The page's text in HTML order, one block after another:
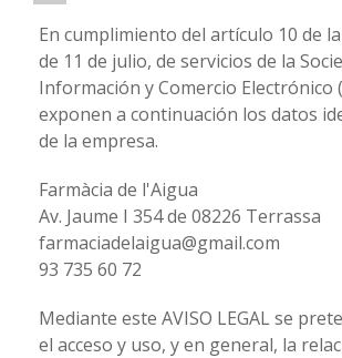
En cumplimiento del artículo 10 de
de 11 de julio, de servicios de la
Información y Comercio Electrónico
exponen a continuación los datos
de la empresa.
Farmàcia de l'Aigua
Av. Jaume I 354 de 08226 Terrassa
farmaciadelaigua@gmail.com
93 735 60 72
Mediante este AVISO LEGAL se
el acceso y uso, y en general, la